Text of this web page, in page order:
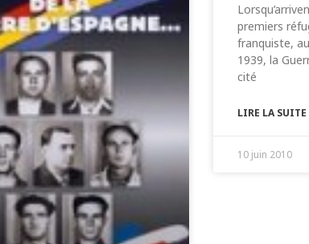
premiers
franquiste,
1939, la
cité
LIRE LA
10 juin 2010